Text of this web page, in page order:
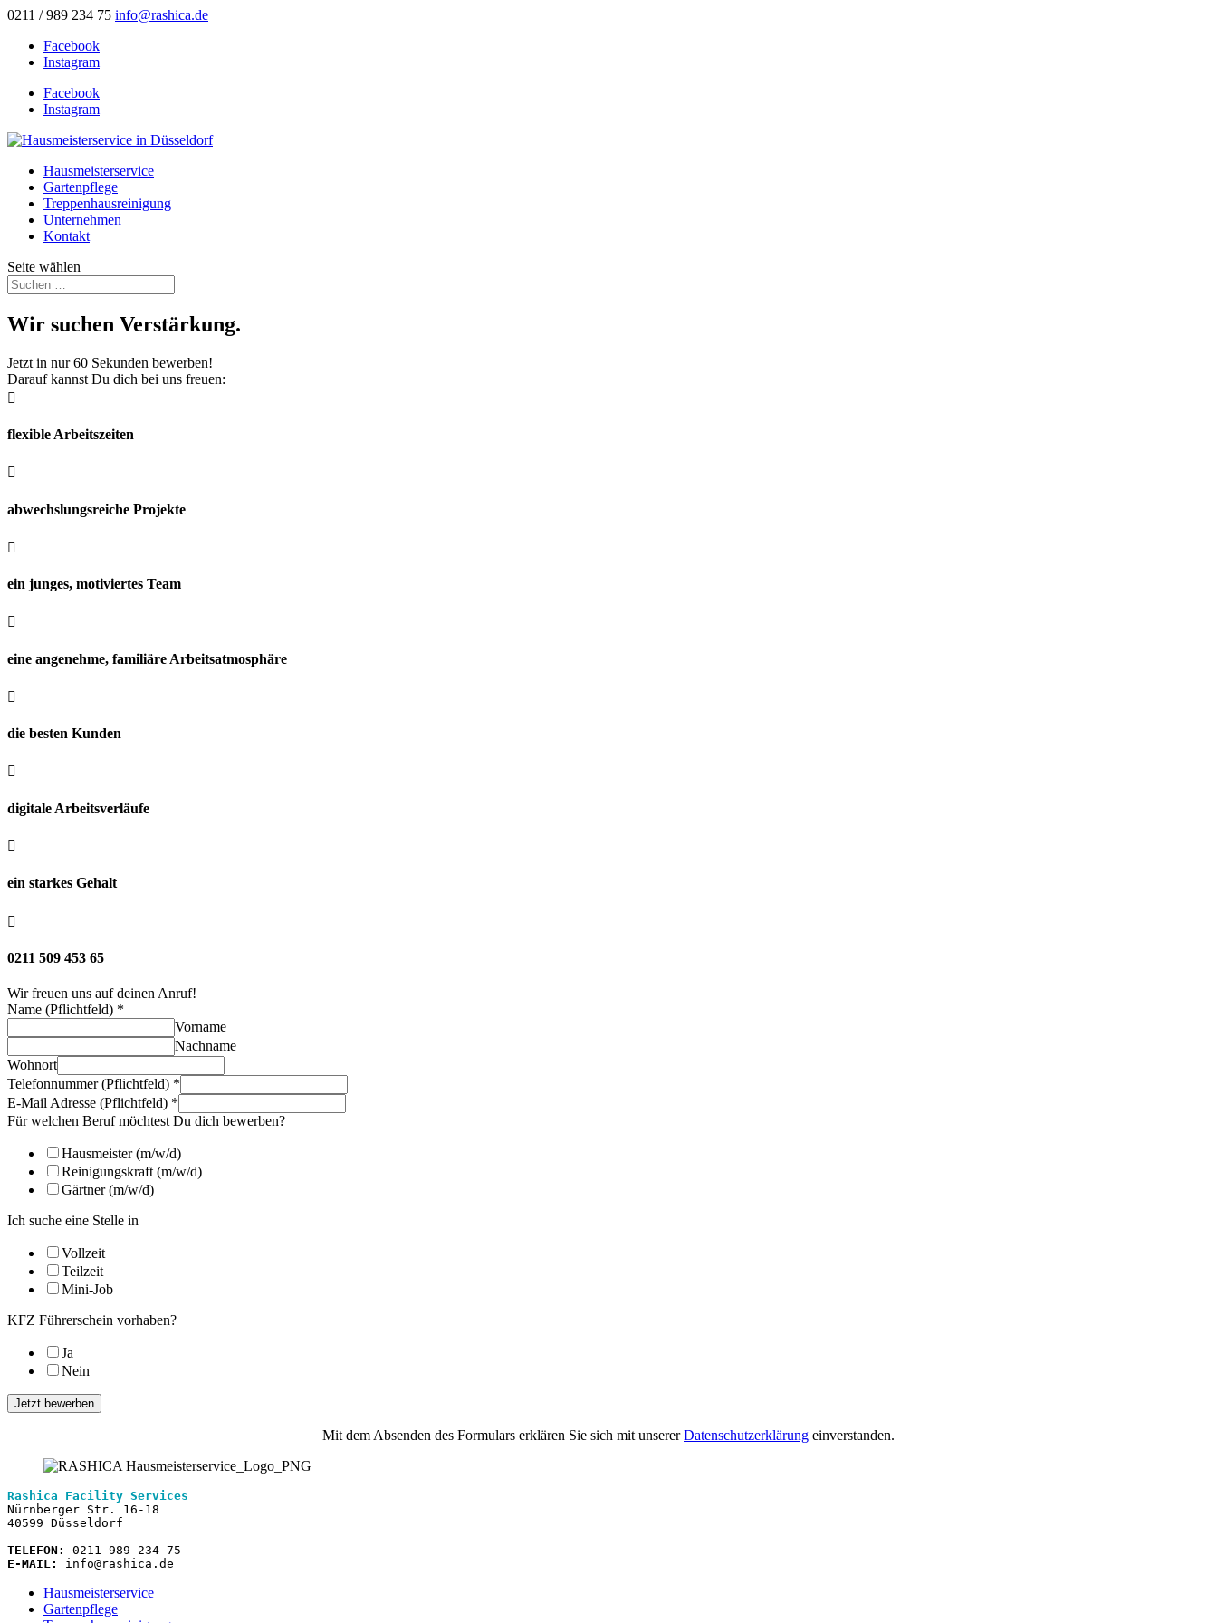
0211 / 989 234 75 info@rashica.de
Facebook
Instagram
Facebook
Instagram
Hausmeisterservice
Gartenpflege
Treppenhausreinigung
Unternehmen
Kontakt
Seite wählen
Wir suchen Verstärkung.
Jetzt in nur 60 Sekunden bewerben!
Darauf kannst Du dich bei uns freuen:

flexible Arbeitszeiten

abwechslungsreiche Projekte

ein junges, motiviertes Team

eine angenehme, familiäre Arbeitsatmosphäre

die besten Kunden

digitale Arbeitsverläufe

ein starkes Gehalt

0211 509 453 65
Wir freuen uns auf deinen Anruf!
Name (Pflichtfeld) *
Vorname
Nachname
Wohnort
Telefonnummer (Pflichtfeld) *
E-Mail Adresse (Pflichtfeld) *
Für welchen Beruf möchtest Du dich bewerben?
Hausmeister (m/w/d)
Reinigungskraft (m/w/d)
Gärtner (m/w/d)
Ich suche eine Stelle in
Vollzeit
Teilzeit
Mini-Job
KFZ Führerschein vorhaben?
Ja
Nein
Jetzt bewerben
Mit dem Absenden des Formulars erklären Sie sich mit unsererDatenschutzerklärung einverstanden.
Rashica Facility Services
Nürnberger Str. 16-18
40599 Düsseldorf
TELEFON:
E-MAIL:
info@rashica.de
Hausmeisterservice
Gartenpflege